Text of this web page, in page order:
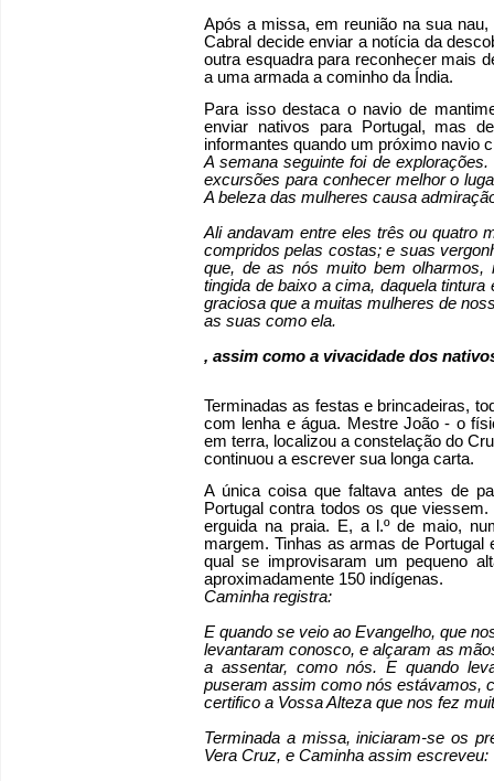
Após a missa, em reunião na sua
Cabral decide enviar a notícia da
outra esquadra para reconhecer mais
a uma armada a cominho da Índia.
Para isso destaca o navio de
enviar nativos para Portugal, mas
informantes quando um próximo navio
A semana seguinte foi de
excursões para conhecer melhor o
A beleza das mulheres causa
Ali andavam entre eles três ou quatro
compridos pelas costas; e suas
que, de as nós muito bem olharmos,
tingida de baixo a cima, daquela
graciosa que a muitas mulheres de
as suas como ela.
, assim como a vivacidade dos
Terminadas as festas e brincadeiras,
com lenha e água. Mestre João - o
em terra, localizou a constelação do
continuou a escrever sua longa carta.
A única coisa que faltava antes de
Portugal contra todos os que
erguida na praia. E, a l.º de maio,
margem. Tinhas as armas de Portugal
qual se improvisaram um pequeno
aproximadamente 150 indígenas.
Caminha registra:
E quando se veio ao Evangelho, que
levantaram conosco, e alçaram as
a assentar, como nós. E quando
puseram assim como nós estávamos,
certifico a Vossa Alteza que nos fez
Terminada a missa, iniciaram-se os
Vera Cruz, e Caminha assim escreveu: